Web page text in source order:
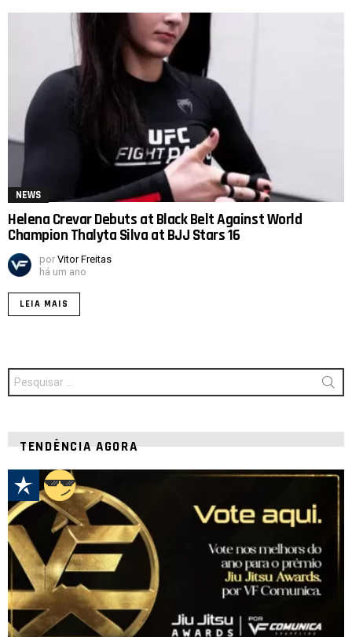
NEWS
Helena Crevar Debuts at Black Belt Against World
Champion Thalyta Silva at BJJ Stars 16
por Vitor Freitas
há um ano
LEIA MAIS
Procurar
por:
TENDÊNCIA AGORA